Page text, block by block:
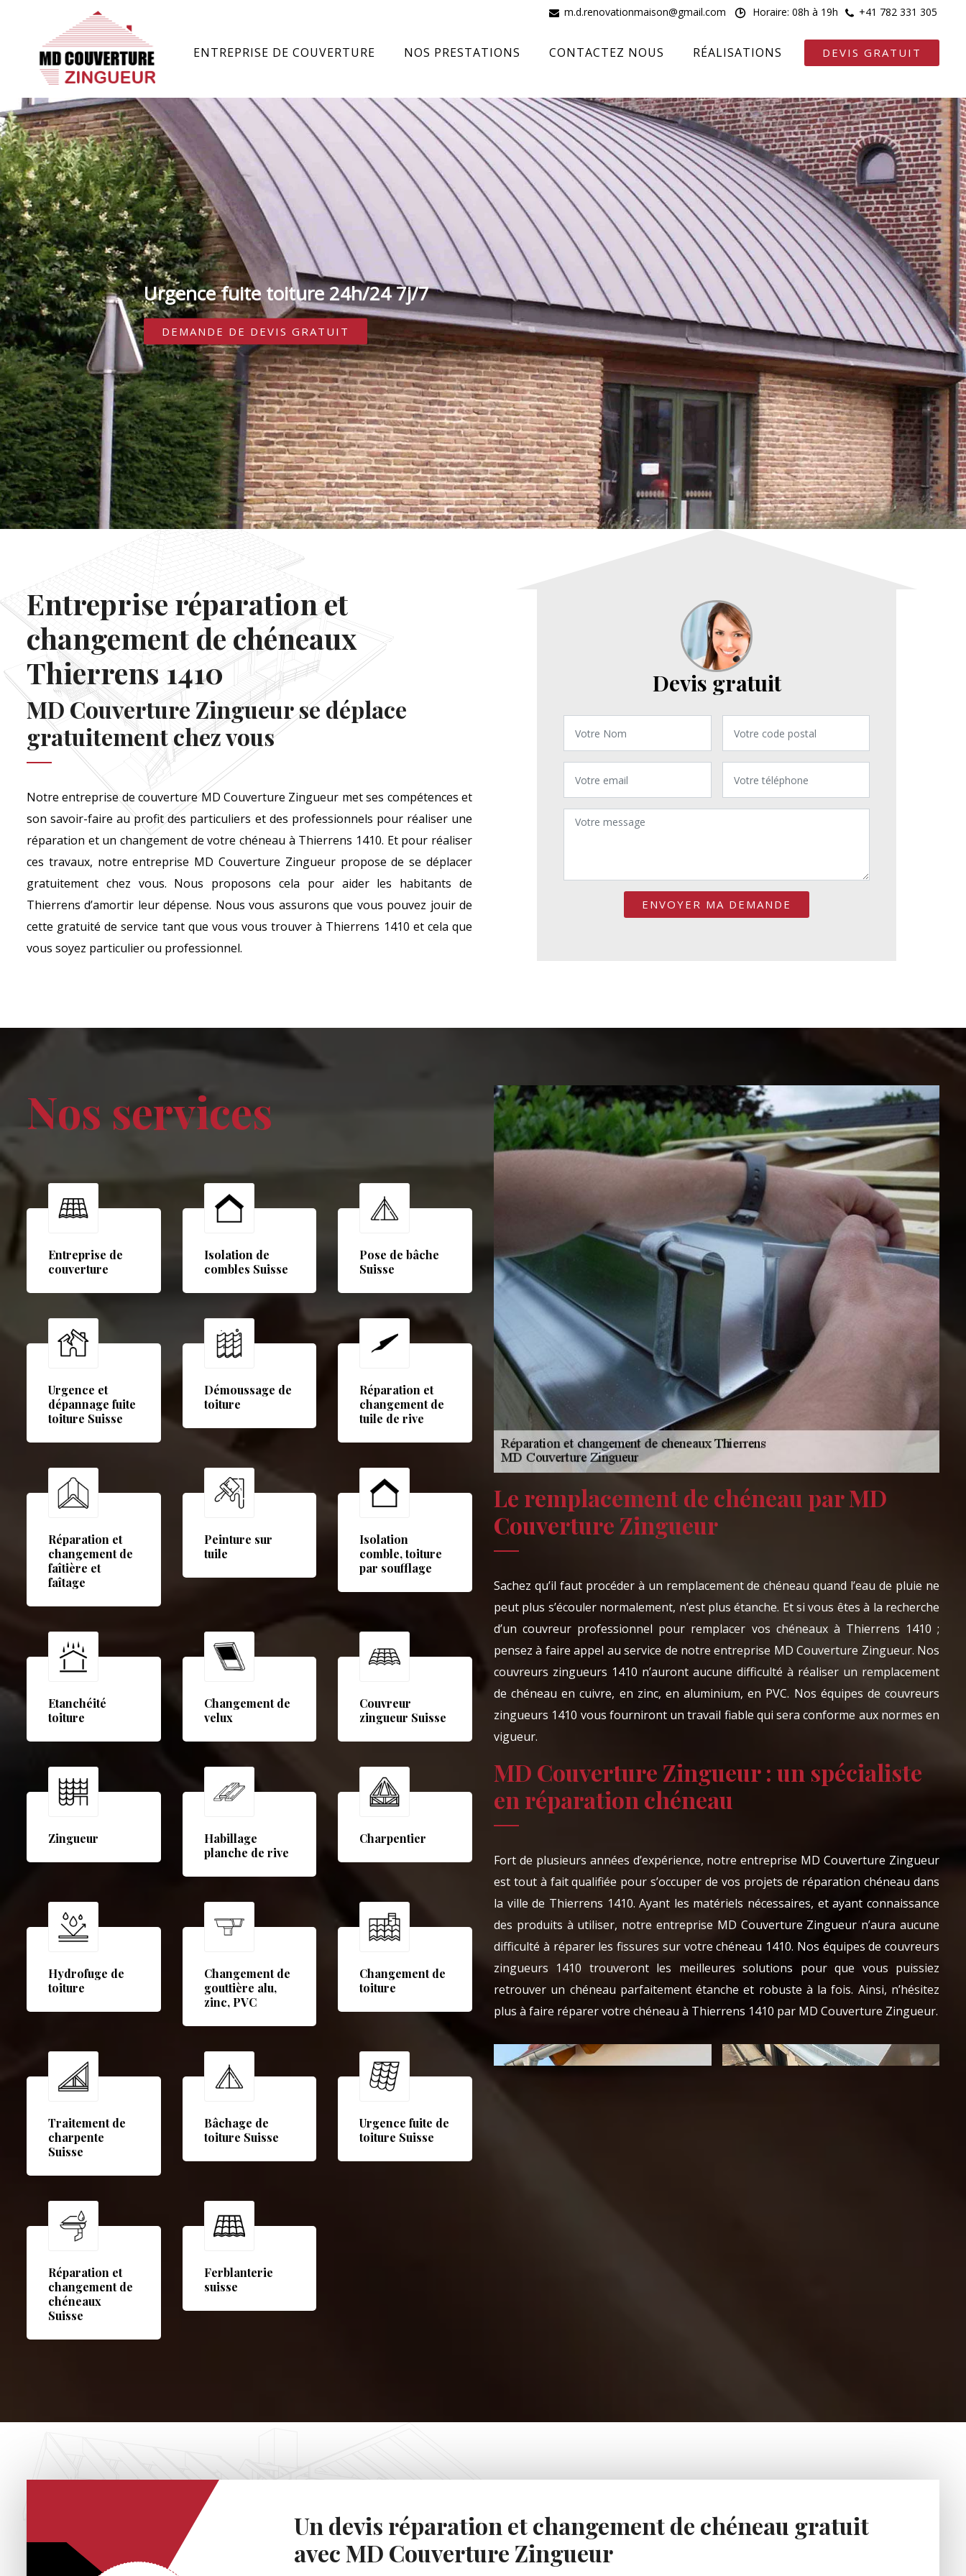
ENTREPRISE DE COUVERTURE NOS PRESTATIONS CONTACTEZ NOUS RÉALISATIONS DEVIS GRATUIT
m.d.renovationmaison@gmail.com Horaire: 08h à 19h +41 782 331 305
Urgence fuite toiture 24h/24 7j/7
DEMANDE DE DEVIS GRATUIT
Entreprise réparation et
changement de chéneaux
Thierrens 1410
MD Couverture Zingueur se déplace
gratuitement chez vous
Notre entreprise de couverture MD Couverture Zingueur met ses compétences et
son savoir-faire au profit des particuliers et des professionnels pour réaliser une
réparation et un changement de votre chéneau à Thierrens 1410. Et pour réaliser
ces travaux, notre entreprise MD Couverture Zingueur propose de se déplacer
gratuitement chez vous. Nous proposons cela pour aider les habitants de
Thierrens d’amortir leur dépense. Nous vous assurons que vous pouvez jouir de
cette gratuité de service tant que vous vous trouver à Thierrens 1410 et cela que
vous soyez particulier ou professionnel.
Devis gratuit
Nos services
Entreprise de
couverture
Isolation de
combles Suisse
Pose de bâche
Suisse
Urgence et
dépannage fuite
toiture Suisse
Démoussage de
toiture
Réparation et
changement de
tuile de rive
Réparation et
changement de
faîtière et
faîtage
Peinture sur
tuile
Isolation
comble, toiture
par soufflage
Etanchéité
toiture
Changement de
velux
Couvreur
zingueur Suisse
Zingueur
Habillage
planche de rive
Charpentier
Hydrofuge de
toiture
Changement de
gouttière alu,
zinc, PVC
Changement de
toiture
Traitement de
charpente
Suisse
Bâchage de
toiture Suisse
Urgence fuite de
toiture Suisse
Réparation et
changement de
chéneaux
Suisse
Ferblanterie
suisse
Le remplacement de chéneau par MD
Couverture Zingueur
Sachez qu’il faut procéder à un remplacement de chéneau quand l’eau de pluie ne
peut plus s’écouler normalement, n’est plus étanche. Et si vous êtes à la recherche
d’un couvreur professionnel pour remplacer vos chéneaux à Thierrens 1410 ;
pensez à faire appel au service de notre entreprise MD Couverture Zingueur. Nos
couvreurs zingueurs 1410 n’auront aucune difficulté à réaliser un remplacement
de chéneau en cuivre, en zinc, en aluminium, en PVC. Nos équipes de couvreurs
zingueurs 1410 vous fourniront un travail fiable qui sera conforme aux normes en
vigueur.
MD Couverture Zingueur : un spécialiste
en réparation chéneau
Fort de plusieurs années d’expérience, notre entreprise MD Couverture Zingueur
est tout à fait qualifiée pour s’occuper de vos projets de réparation chéneau dans
la ville de Thierrens 1410. Ayant les matériels nécessaires, et ayant connaissance
des produits à utiliser, notre entreprise MD Couverture Zingueur n’aura aucune
difficulté à réparer les fissures sur votre chéneau 1410. Nos équipes de couvreurs
zingueurs 1410 trouveront les meilleures solutions pour que vous puissiez
retrouver un chéneau parfaitement étanche et robuste à la fois. Ainsi, n’hésitez
plus à faire réparer votre chéneau à Thierrens 1410 par MD Couverture Zingueur.
Un devis réparation et changement de chéneau gratuit
avec MD Couverture Zingueur